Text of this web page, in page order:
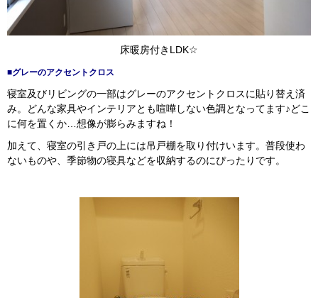
床暖房付きLDK☆
■グレーのアクセントクロス
寝室及びリビングの一部はグレーのアクセントクロスに貼り替え済
み。どんな家具やインテリアとも喧嘩しない色調となってます♪どこ
に何を置くか…想像が膨らみますね！
加えて、寝室の引き戸の上には吊戸棚を取り付けいます。普段使わ
ないものや、季節物の寝具などを収納するのにぴったりです。